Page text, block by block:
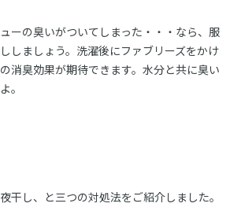
ーの臭いがついてしまった・・・なら、服
しましょう。洗濯後にファブリーズをかけ
消臭効果が期待できます。水分と共に臭い
。
干し、と三つの対処法をご紹介しました。